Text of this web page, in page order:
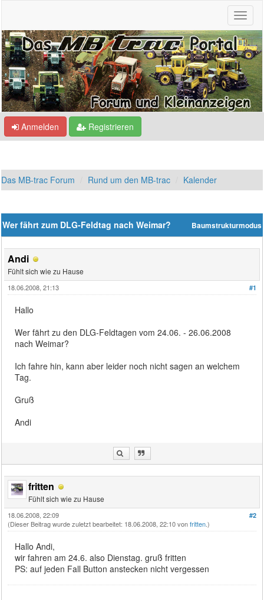
Anmelden Registrieren
Das MB-trac Forum Rund um den MB-trac Kalender
Baumstrukturmodus
Wer fährt zum DLG-Feldtag nach Weimar?
Andi
Fühlt sich wie zu Hause
#1
18.06.2008, 21:13
Hallo
Wer fährt zu den DLG-Feldtagen vom 24.06. - 26.06.2008
nach Weimar?
Ich fahre hin, kann aber leider noch nicht sagen an welchem
Tag.
Gruß
Andi
fritten
Fühlt sich wie zu Hause
#2
18.06.2008, 22:09
(Dieser Beitrag wurde zuletzt bearbeitet: 18.06.2008, 22:10 vonfritten.)
Hallo Andi,
wir fahren am 24.6. also Dienstag. gruß fritten
PS: auf jeden Fall Button anstecken nicht vergessen